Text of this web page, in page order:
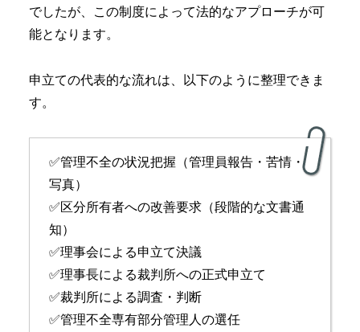
でしたが、この制度によって法的なアプローチが可
能となります。
申立ての代表的な流れは、以下のように整理できま
す。
✅管理不全の状況把握（管理員報告・苦情・
写真）
✅区分所有者への改善要求（段階的な文書通
知）
✅理事会による申立て決議
✅理事長による裁判所への正式申立て
✅裁判所による調査・判断
✅管理不全専有部分管理人の選任